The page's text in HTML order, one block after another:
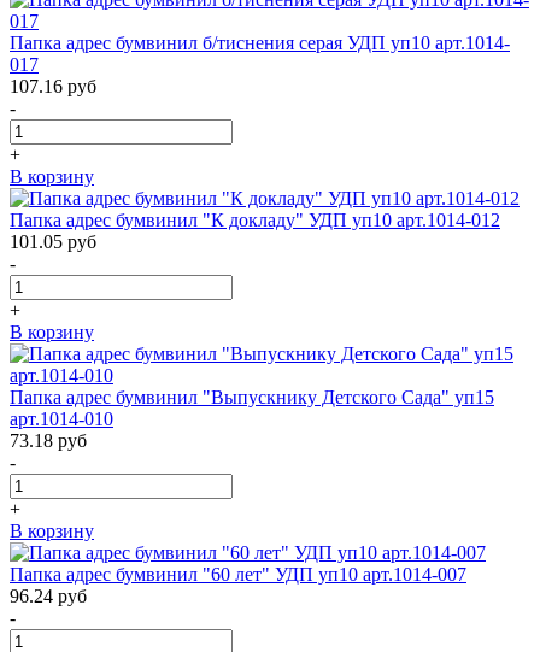
Папка адрес бумвинил б/тиснения серая УДП уп10 арт.1014-
017
107.16 руб
-
+
В корзину
Папка адрес бумвинил "К докладу" УДП уп10 арт.1014-012
101.05 руб
-
+
В корзину
Папка адрес бумвинил "Выпускнику Детского Сада" уп15
арт.1014-010
73.18 руб
-
+
В корзину
Папка адрес бумвинил "60 лет" УДП уп10 арт.1014-007
96.24 руб
-